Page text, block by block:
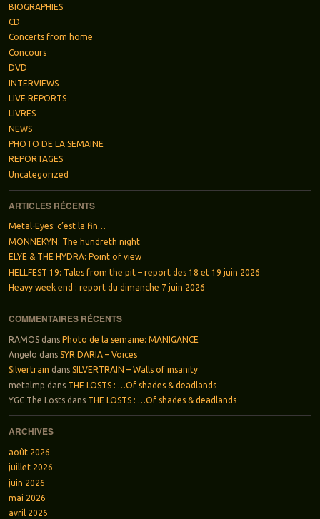
BIOGRAPHIES
CD
Concerts from home
Concours
DVD
INTERVIEWS
LIVE REPORTS
LIVRES
NEWS
PHOTO DE LA SEMAINE
REPORTAGES
Uncategorized
ARTICLES RÉCENTS
Metal-Eyes: c’est la fin…
MONNEKYN: The hundreth night
ELYE & THE HYDRA: Point of view
HELLFEST 19: Tales from the pit – report des 18 et 19 juin 2026
Heavy week end : report du dimanche 7 juin 2026
COMMENTAIRES RÉCENTS
RAMOSdans Photo de la semaine: MANIGANCE
Angelo dans SYR DARIA – Voices
Silvertrain dans SILVERTRAIN – Walls of insanity
metalmp dans THE LOSTS : …Of shades & deadlands
YGC The Lostsdans THE LOSTS : …Of shades & deadlands
ARCHIVES
août 2026
juillet 2026
juin 2026
mai 2026
avril 2026